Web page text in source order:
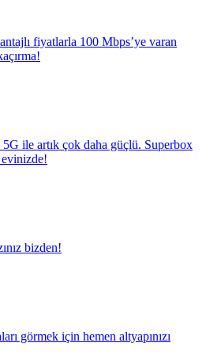
fiyatlarla 100 Mbps’ye varan
ile artık çok daha güçlü. Superbox
bizden!
görmek için hemen altyapınızı